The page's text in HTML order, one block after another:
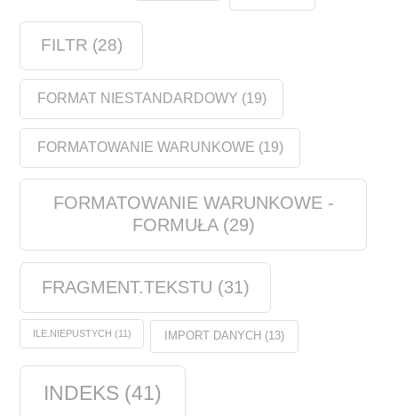
FILTR (28)
FORMAT NIESTANDARDOWY (19)
FORMATOWANIE WARUNKOWE (19)
FORMATOWANIE WARUNKOWE -
FORMUŁA(29)
FRAGMENT.TEKSTU (31)
ILE.NIEPUSTYCH (11) IMPORT DANYCH (13)
INDEKS (41)